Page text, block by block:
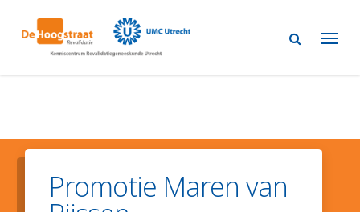
main
Promotie Maren van